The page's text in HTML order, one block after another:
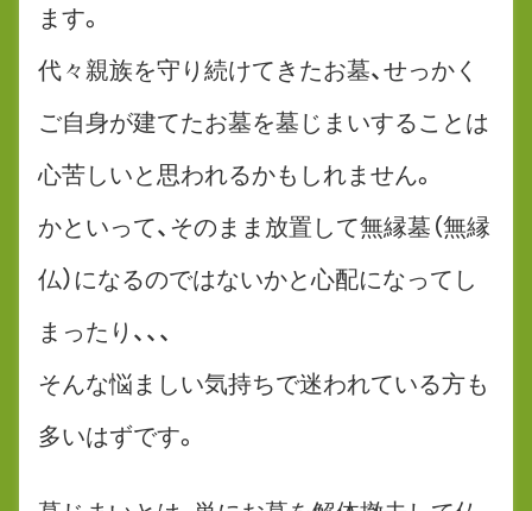
ます。
代々親族を守り続けてきたお墓、せっかく
ご自身が建てたお墓を墓じまいすることは
心苦しいと思われるかもしれません。
かといって、そのまま放置して無縁墓（無縁
仏）になるのではないかと心配になってし
まったり、、、
そんな悩ましい気持ちで迷われている方も
多いはずです。